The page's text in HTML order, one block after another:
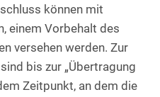
können mit
einem Vorbehalt des
versehen werden. Zur
bis zur „Übertragung
Zeitpunkt, an dem die